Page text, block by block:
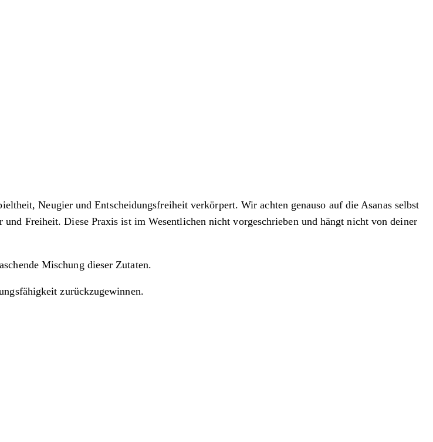
Neugier und Entscheidungsfreiheit verkörpert. Wir achten genauso auf die Asanas selbst
Freiheit. Diese Praxis ist im Wesentlichen nicht vorgeschrieben und hängt nicht von deiner
Mischung dieser Zutaten.
zurückzugewinnen.